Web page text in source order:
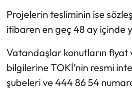
Projelerin tesliminin ise
itibaren en geç 48 ay içinde
Vatandaşlar konutların fiyat
bilgilerine TOKİ’nin resmi
şubeleri ve 444 86 54